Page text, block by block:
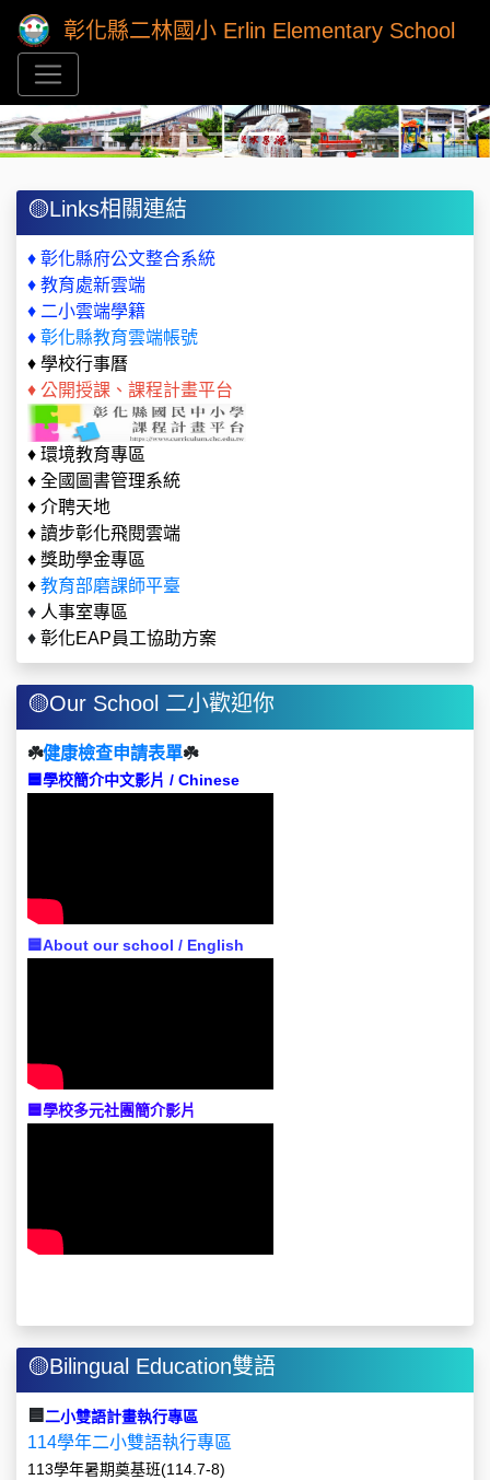
彰化縣二林國小 Erlin Elementary School
Previous Next
🟡Links相關連結
♦ 彰化縣府公文整合系統
♦ 教育處新雲端
♦ 二小雲端學籍
♦ 彰化縣教育雲端帳號
♦ 學校行事曆
♦ 公開授課、課程計畫平台
♦ 環境教育專區
♦ 全國圖書管理系統
♦ 介聘天地
♦ 讀步彰化飛閱雲端
♦ 獎助學金專區
♦ 教育部磨課師平臺
♦ 人事室專區
♦ 彰化EAP員工協助方案
🟡Our School 二小歡迎你
☘️健康檢查申請表單☘️
🟦學校簡介中文影片 / Chinese
🟦About our school / English
🟦學校多元社團簡介影片
🟡Bilingual Education雙語
🟦二小雙語計畫執行專區
114學年二小雙語執行專區
113學年暑期奠基班(114.7-8)